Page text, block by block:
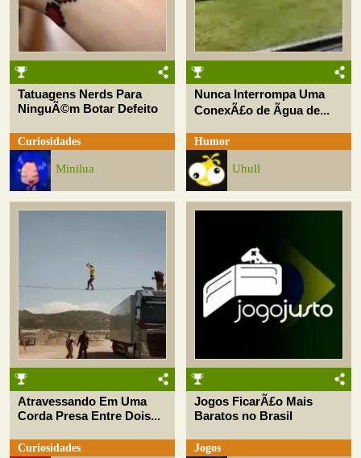
Tatuagens Nerds Para
NinguÃ©m Botar Defeito
Curiosidades
Minilua
Nunca Interrompa Uma
ConexÃ£o de Ãgua de...
Humor
Uhull
Atravessando Em Uma
Corda Presa Entre Dois...
Curiosidades
Jogos FicarÃ£o Mais
Baratos no Brasil
Jogos